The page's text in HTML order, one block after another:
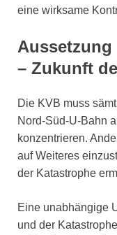
eine wirksame
– Zukunft
Die KVB muss
Nord-Süd-U-Bahn
konzentrieren.
auf Weiteres
der Katastrophe
Eine unabhängige
und der